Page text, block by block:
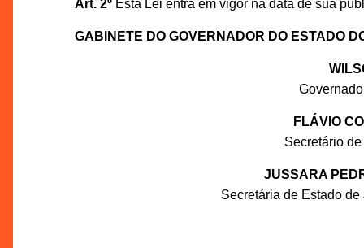
Art. 2ºEsta Lei entra em vigor na data de sua
GABINETE DO GOVERNADOR DO ESTADO
FLÁVIO
Secretário
JUSSARA
Secretária de Estado